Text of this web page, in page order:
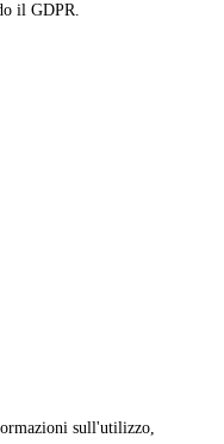
il GDPR.
sull'utilizzo,